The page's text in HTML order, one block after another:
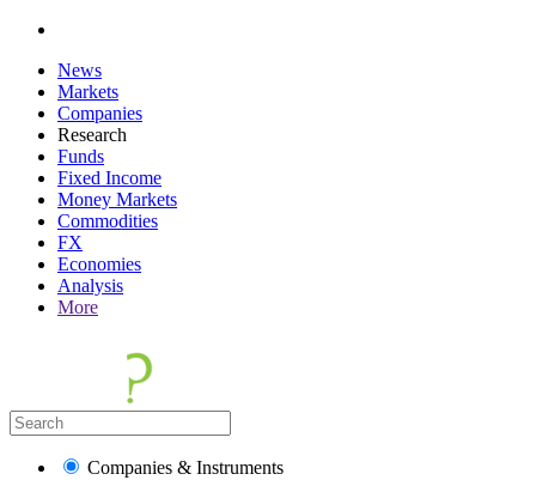
News
Markets
Companies
Research
Funds
Fixed Income
Money Markets
Commodities
FX
Economies
Analysis
More
Companies & Instruments